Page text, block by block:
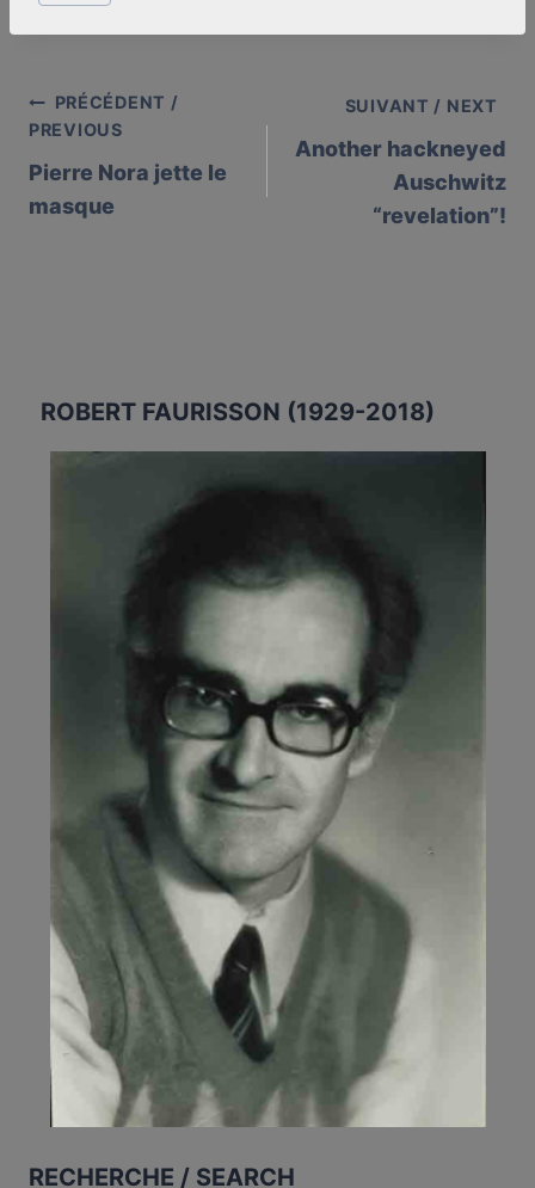
Post
navigation
PRÉCÉDENT /
PREVIOUS
Pierre Nora jette le
masque
SUIVANT / NEXT
Another hackneyed
Auschwitz
“revelation”!
ROBERT FAURISSON (1929-2018)
RECHERCHE / SEARCH